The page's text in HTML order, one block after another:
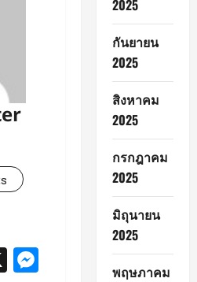
X
Messenger
2025
กันยายน
2025
สิงหาคม
2025
กรกฎาคม
2025
มิถุนายน
2025
พฤษภาคม